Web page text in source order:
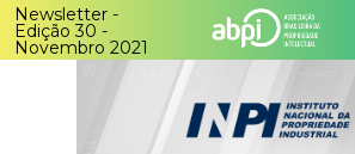
Newsletter -
Edição 30 -
Novembro 2021